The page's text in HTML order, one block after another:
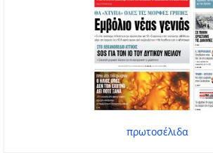
πρωτοσέλιδα